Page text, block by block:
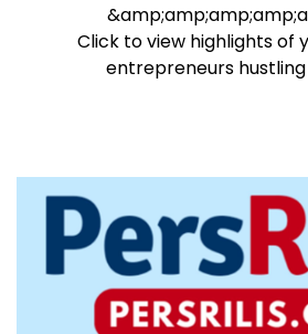
Click to view highlights of
entrepreneurs hustling